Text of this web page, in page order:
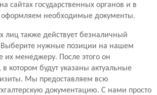
сайтах государственных органов и в
необходимые документы.
лиц также действует безналичный
Выберите нужные позиции на нашем
их менеджеру. После этого он
в котором будут указаны актуальные
Мы предоставляем всю
документацию. С нами просто